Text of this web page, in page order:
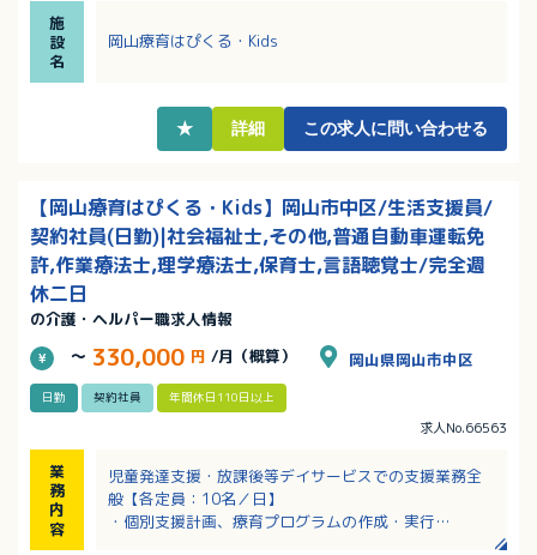
・採用後の研修がありブランクのある方も応募しやす
に対応してもらえます！
・無料駐車場完備！マイカー通勤OK！
施
設
名
岡山療育はぴくる・Kids
★ 詳細 この求人に問い合わせる
【岡山療育はぴくる・Kids】岡山市中区/生活支援員/
契約社員(日勤)|社会福祉士,その他,普通自動車運転免
許,作業療法士,理学療法士,保育士,言語聴覚士/完全週
休二日
の介護・ヘルパー職求人情報
～ 330,000 円 /月（概算） 岡山県岡山市中区
日勤 契約社員 年間休日110日以上
求人No.66563
業
務
内
容
児童発達支援・放課後等デイサービスでの支援業務全
般【各定員：10名／日】
・個別支援計画、療育プログラムの作成・実行